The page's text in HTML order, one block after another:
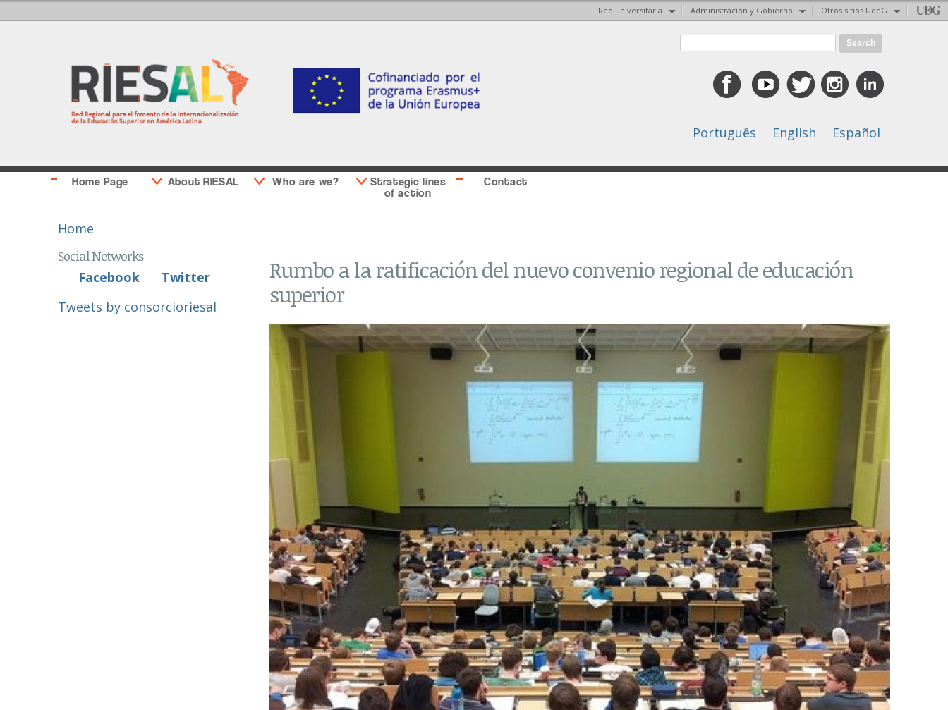
Red universitaria Administración y Gobierno Otros sitios UdeG
content
Sidebar
second
Search form
Português English Español
Home Page About RIESAL Who are we?
Strategic lines
of action
Contact
Home
Social Networks
Facebook
Twitter
Tweets by consorcioriesal
Rumbo a la ratificación del nuevo convenio regional de educación
superior